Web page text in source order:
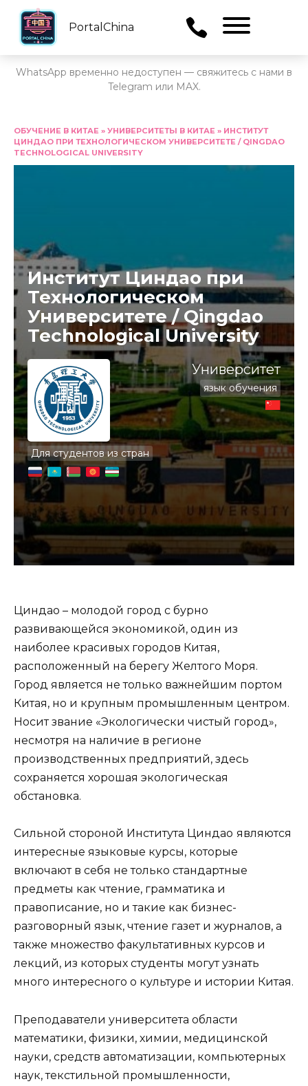
PortalChina
WhatsApp временно недоступен — свяжитесь с нами в
Telegram или MAX.
содержанию
ОБУЧЕНИЕ В КИТАЕ » УНИВЕРСИТЕТЫ В КИТАЕ » ИНСТИТУТ
ЦИНДАО ПРИ ТЕХНОЛОГИЧЕСКОМ УНИВЕРСИТЕТЕ / QINGDAO
TECHNOLOGICAL UNIVERSITY
Институт Циндао при
Технологическом
Университете / Qingdao
Technological University
Для студентов из стран
Университет
язык обучения
Циндао – молодой город с бурно
развивающейся экономикой, один из
наиболее красивых городов Китая,
расположенный на берегу Желтого Моря.
Город является не только важнейшим портом
Китая, но и крупным промышленным центром.
Носит звание «Экологически чистый город»,
несмотря на наличие в регионе
производственных предприятий, здесь
сохраняется хорошая экологическая
обстановка.
Сильной стороной Института Циндао являются
интересные языковые курсы, которые
включают в себя не только стандартные
предметы как чтение, грамматика и
правописание, но и такие как бизнес-
разговорный язык, чтение газет и журналов, а
также множество факультативных курсов и
лекций, из которых студенты могут узнать
много интересного о культуре и истории Китая.
Преподаватели университета области
математики, физики, химии, медицинской
науки, средств автоматизации, компьютерных
наук, текстильной промышленности,